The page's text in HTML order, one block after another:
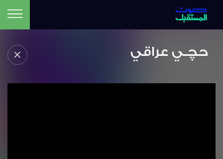
حچـي عراقي